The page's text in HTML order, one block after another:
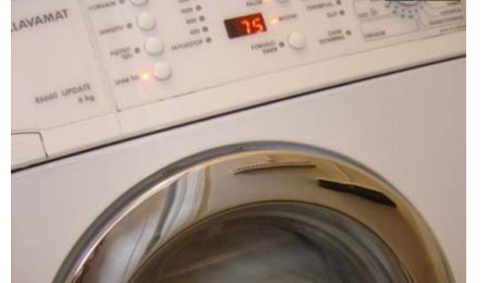
Om Værktøj
Udskiftning Og Montage
Om Materialer
HANDYMAN
Andet
Båd